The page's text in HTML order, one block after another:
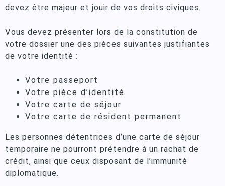
devez être majeur et jouir de vos droits civiques.
Vous devez présenter lors de la constitution de
votre dossier une des pièces suivantes justifiantes
de votre identité :
Votre passeport
Votre pièce d’identité
Votre carte de séjour
Votre carte de résident permanent
Les personnes détentrices d’une carte de séjour
temporaire ne pourront prétendre à un rachat de
crédit, ainsi que ceux disposant de l’immunité
diplomatique.